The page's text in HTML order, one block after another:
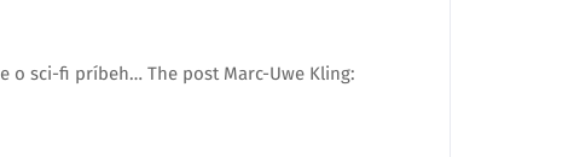
o sci-fi príbeh… The post Marc-Uwe Kling: